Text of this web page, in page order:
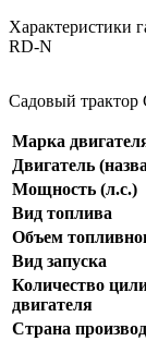
Характеристики
RD-N
Садовый трактор
Марка
Двигатель
Мощность (л.с.)
Вид топлива
Объем
Вид запуска
Количество
двигателя
Страна